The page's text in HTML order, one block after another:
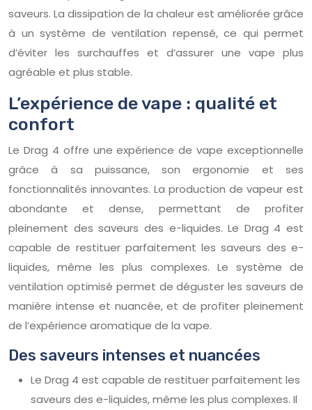
saveurs. La dissipation de la chaleur est améliorée grâce
à un système de ventilation repensé, ce qui permet
d’éviter les surchauffes et d’assurer une vape plus
agréable et plus stable.
L’expérience de vape : qualité et
confort
Le Drag 4 offre une expérience de vape exceptionnelle
grâce à sa puissance, son ergonomie et ses
fonctionnalités innovantes. La production de vapeur est
abondante et dense, permettant de profiter
pleinement des saveurs des e-liquides. Le Drag 4 est
capable de restituer parfaitement les saveurs des e-
liquides, même les plus complexes. Le système de
ventilation optimisé permet de déguster les saveurs de
manière intense et nuancée, et de profiter pleinement
de l’expérience aromatique de la vape.
Des saveurs intenses et nuancées
Le Drag 4 est capable de restituer parfaitement les
saveurs des e-liquides, même les plus complexes. Il